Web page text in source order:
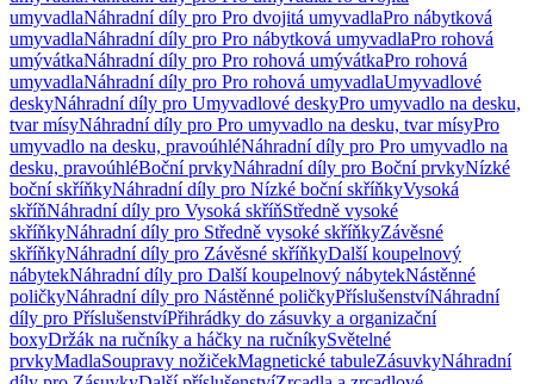
umyvadlaNáhradní díly pro Pro dvojitá umyvadlaPro nábytková
umyvadlaNáhradní díly pro Pro nábytková umyvadlaPro rohová
umývátkaNáhradní díly pro Pro rohová umývátkaPro rohová
umyvadlaNáhradní díly pro Pro rohová umyvadlaUmyvadlové
deskyNáhradní díly pro Umyvadlové deskyPro umyvadlo na desku,
tvar mísyNáhradní díly pro Pro umyvadlo na desku, tvar mísyPro
umyvadlo na desku, pravoúhléNáhradní díly pro Pro umyvadlo na
desku, pravoúhléBoční prvkyNáhradní díly pro Boční prvkyNízké
boční skříňkyNáhradní díly pro Nízké boční skříňkyVysoká
skříňNáhradní díly pro Vysoká skříňStředně vysoké
skříňkyNáhradní díly pro Středně vysoké skříňkyZávěsné
skříňkyNáhradní díly pro Závěsné skříňkyDalší koupelnový
nábytekNáhradní díly pro Další koupelnový nábytekNástěnné
poličkyNáhradní díly pro Nástěnné poličkyPříslušenstvíNáhradní
díly pro PříslušenstvíPřihrádky do zásuvky a organizační
boxyDržák na ručníky a háčky na ručníkySvětelné
prvkyMadlaSoupravy nožičekMagnetické tabuleZásuvkyNáhradní